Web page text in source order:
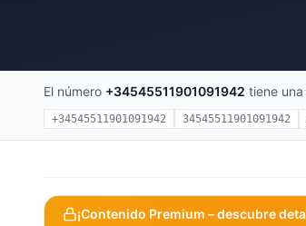
El número +34545511901091942 tiene
+34545511901091942 34545511901091942
¡Contenido Premium – descubre